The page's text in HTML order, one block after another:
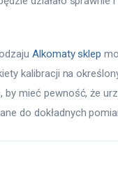
Alkomaty sklep
kalibracji na
by mieć pewność, że
do dokładnych